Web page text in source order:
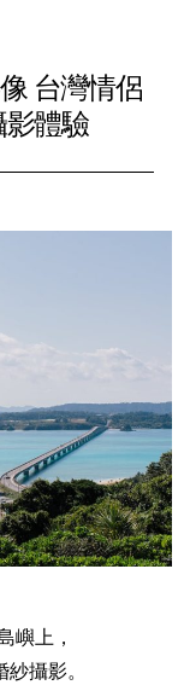
台灣情侶
影體驗
嶼上，
攝影。